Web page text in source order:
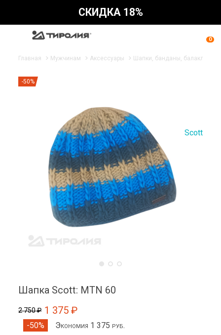
СКИДКА 18%
0
Главная Мужчинам Аксессуары Шапки, банданы, балаклавы
-50%
Scott
Шапка Scott: MTN 60
2 750 ₽ 1 375 ₽
-50% Экономия 1 375 руб.